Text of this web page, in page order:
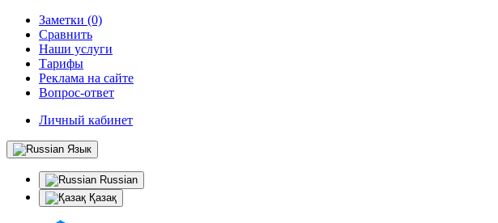
Заметки (0)
Сравнить
Наши услуги
Тарифы
Реклама на сайте
Вопрос-ответ
Личный кабинет
Язык
Russian
Қазақ